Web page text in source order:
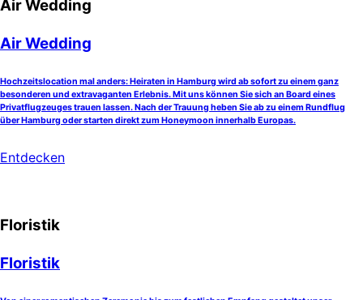
Air Wedding
Air Wedding
Hochzeitslocation mal anders: Heiraten in Hamburg wird ab sofort zu einem ganz
besonderen und extravaganten Erlebnis. Mit uns können Sie sich an Board eines
Privatflugzeuges trauen lassen. Nach der Trauung heben Sie ab zu einem Rundflug
über Hamburg oder starten direkt zum Honeymoon innerhalb Europas.
Entdecken
Floristik
Floristik